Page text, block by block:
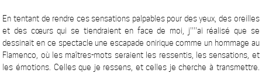
En tentant de rendre ces sensations palpables pour des yeux, des oreilles
et des cœurs qui se tiendraient en face de moi, j''''ai réalisé que se
dessinait en ce spectacle une escapade onirique comme un hommage au
Flamenco, où les maîtres-mots seraient les ressentis, les sensations, et
les émotions. Celles que je ressens, et celles je cherche à transmettre.